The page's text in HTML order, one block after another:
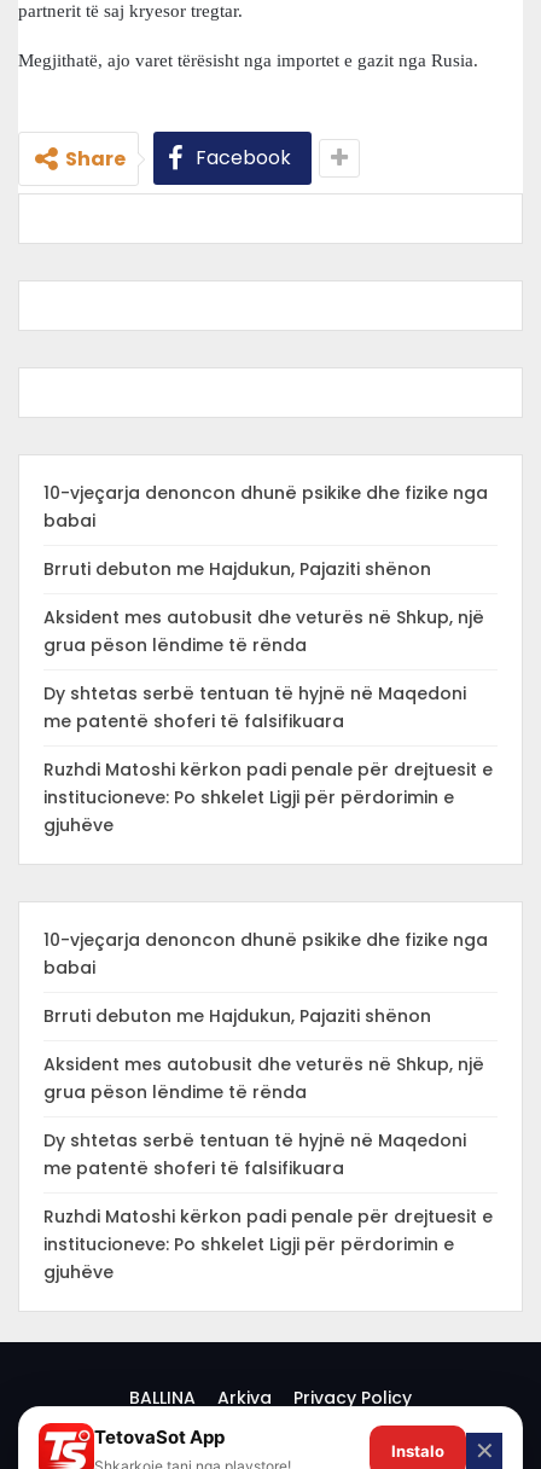
partnerit të saj kryesor tregtar.
Megjithatë, ajo varet tërësisht nga importet e gazit nga Rusia.
Share Facebook
10-vjeçarja denoncon dhunë psikike dhe fizike nga
babai
Brruti debuton me Hajdukun, Pajaziti shënon
Aksident mes autobusit dhe veturës në Shkup, një
grua pëson lëndime të rënda
Dy shtetas serbë tentuan të hyjnë në Maqedoni
me patentë shoferi të falsifikuara
Ruzhdi Matoshi kërkon padi penale për drejtuesit e
institucioneve: Po shkelet Ligji për përdorimin e
gjuhëve
10-vjeçarja denoncon dhunë psikike dhe fizike nga
babai
Brruti debuton me Hajdukun, Pajaziti shënon
Aksident mes autobusit dhe veturës në Shkup, një
grua pëson lëndime të rënda
Dy shtetas serbë tentuan të hyjnë në Maqedoni
me patentë shoferi të falsifikuara
Ruzhdi Matoshi kërkon padi penale për drejtuesit e
institucioneve: Po shkelet Ligji për përdorimin e
gjuhëve
BALLINA Arkiva Privacy Policy
© 2026 -
TetovaSot App
Instalo ✕